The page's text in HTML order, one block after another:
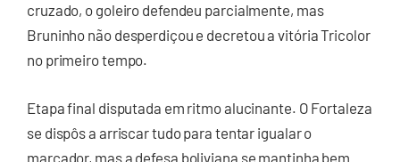
cruzado, o goleiro defendeu parcialmente, mas
Bruninho não desperdiçou e decretou a vitória Tricolor
no primeiro tempo.
Etapa final disputada em ritmo alucinante. O Fortaleza
se dispôs a arriscar tudo para tentar igualar o
marcador, mas a defesa boliviana se mantinha bem